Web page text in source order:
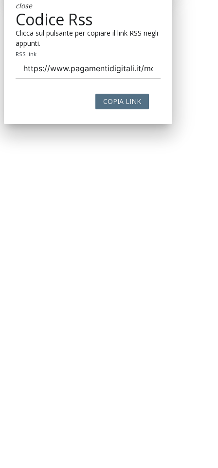
close
Codice Rss
Clicca sul pulsante per copiare il link RSS negli
appunti.
RSS link
COPIA LINK